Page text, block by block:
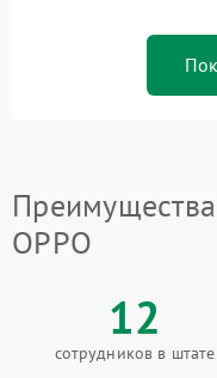
OPPO
12
сотрудников в штате